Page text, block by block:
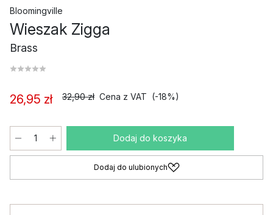
Bloomingville
Wieszak Zigga
Brass
26,95 zł 32,90 zł Cena z VAT (-18%)
Dodaj do koszyka
Dodaj do ulubionych